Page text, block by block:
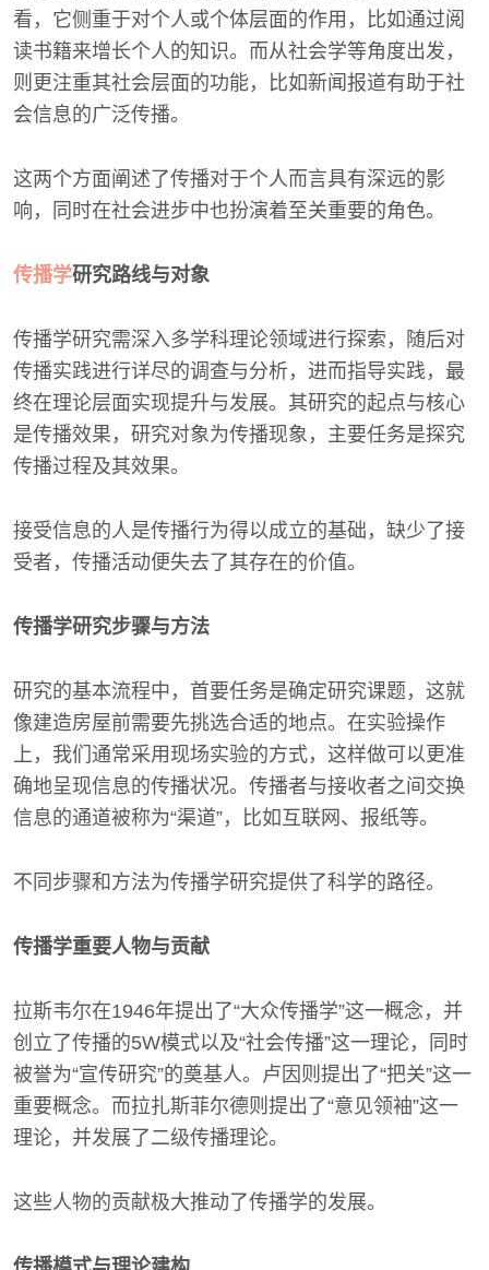
看，它侧重于对个人或个体层面的作用，比如通过阅
读书籍来增长个人的知识。而从社会学等角度出发，
则更注重其社会层面的功能，比如新闻报道有助于社
会信息的广泛传播。
这两个方面阐述了传播对于个人而言具有深远的影
响，同时在社会进步中也扮演着至关重要的角色。
传播学研究路线与对象
传播学研究需深入多学科理论领域进行探索，随后对
传播实践进行详尽的调查与分析，进而指导实践，最
终在理论层面实现提升与发展。其研究的起点与核心
是传播效果，研究对象为传播现象，主要任务是探究
传播过程及其效果。
接受信息的人是传播行为得以成立的基础，缺少了接
受者，传播活动便失去了其存在的价值。
传播学研究步骤与方法
研究的基本流程中，首要任务是确定研究课题，这就
像建造房屋前需要先挑选合适的地点。在实验操作
上，我们通常采用现场实验的方式，这样做可以更准
确地呈现信息的传播状况。传播者与接收者之间交换
信息的通道被称为“渠道”，比如互联网、报纸等。
不同步骤和方法为传播学研究提供了科学的路径。
传播学重要人物与贡献
拉斯韦尔在1946年提出了“大众传播学”这一概念，并
创立了传播的5W模式以及“社会传播”这一理论，同时
被誉为“宣传研究”的奠基人。卢因则提出了“把关”这一
重要概念。而拉扎斯菲尔德则提出了“意见领袖”这一
理论，并发展了二级传播理论。
这些人物的贡献极大推动了传播学的发展。